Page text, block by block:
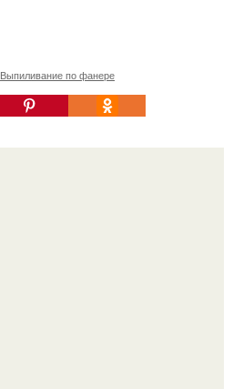
Выпиливание по фанере